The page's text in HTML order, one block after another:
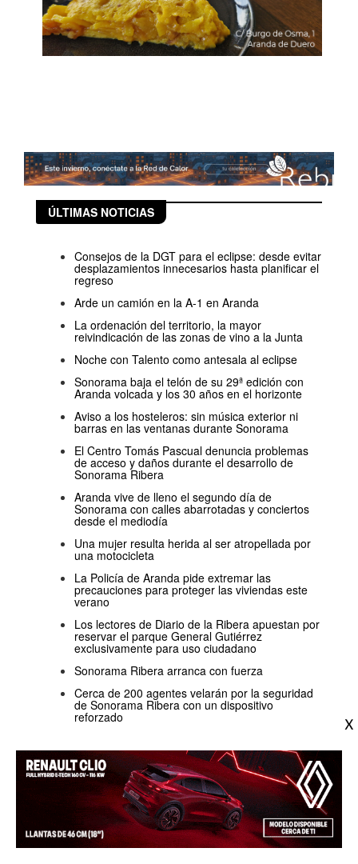
ÚLTIMAS NOTICIAS
Consejos de la DGT para el eclipse: desde evitar
desplazamientos innecesarios hasta planificar el
regreso
Arde un camión en la A-1 en Aranda
La ordenación del territorio, la mayor
reivindicación de las zonas de vino a la Junta
Noche con Talento como antesala al eclipse
Sonorama baja el telón de su 29ª edición con
Aranda volcada y los 30 años en el horizonte
Aviso a los hosteleros: sin música exterior ni
barras en las ventanas durante Sonorama
El Centro Tomás Pascual denuncia problemas
de acceso y daños durante el desarrollo de
Sonorama Ribera
Aranda vive de lleno el segundo día de
Sonorama con calles abarrotadas y conciertos
desde el mediodía
Una mujer resulta herida al ser atropellada por
una motocicleta
La Policía de Aranda pide extremar las
precauciones para proteger las viviendas este
verano
Los lectores de Diario de la Ribera apuestan por
reservar el parque General Gutiérrez
exclusivamente para uso ciudadano
Sonorama Ribera arranca con fuerza
Cerca de 200 agentes velarán por la seguridad
de Sonorama Ribera con un dispositivo
reforzado
sus pancartas reivindicativas durante Sonorama
Aranda activa el dispositivo municipal para
garantizar el desarrollo de Sonorama Ribera
Aranda licita la producción audiovisual del
pregón de las fiestas
Sale a información pública el expediente de